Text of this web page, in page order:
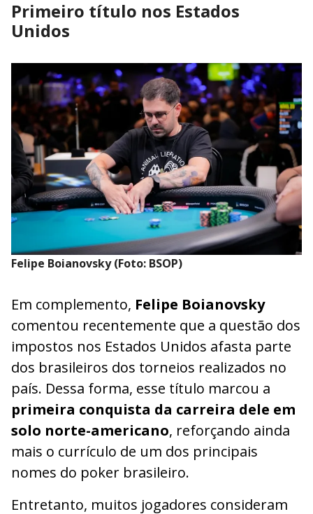
Primeiro título nos Estados
Unidos
Felipe Boianovsky (Foto: BSOP)
Em complemento, Felipe Boianovsky
comentou recentemente que a questão dos
impostos nos Estados Unidos afasta parte
dos brasileiros dos torneios realizados no
país. Dessa forma, esse título marcou a
primeira conquista da carreira dele em
solo norte-americano, reforçando ainda
mais o currículo de um dos principais
nomes do poker brasileiro.
Entretanto, muitos jogadores consideram